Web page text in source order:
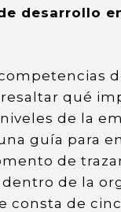
desarrollo
qué
de la
guía para
de
de la
consta de